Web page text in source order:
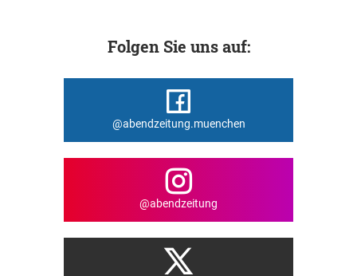
Folgen Sie uns auf:
@abendzeitung.muenchen
@abendzeitung